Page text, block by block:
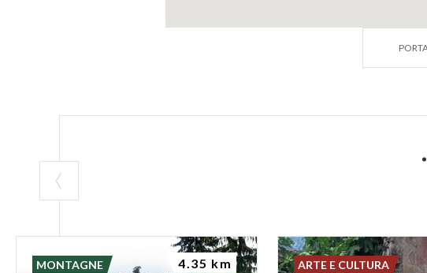
MONTAGNE 4.35 km ARTE E CULTURA